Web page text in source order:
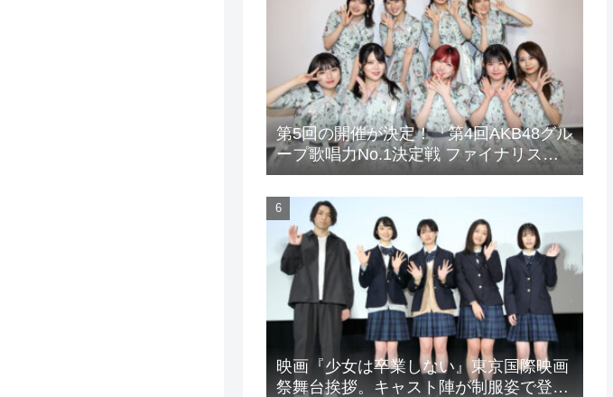
第5回の開催が決定！『第4回AKB48グル
ープ歌唱力No.1決定戦 ファイナリスト
LIVE』
映画『少女は卒業しない』東京国際映画
祭舞台挨拶。キャスト陣が制服姿で登